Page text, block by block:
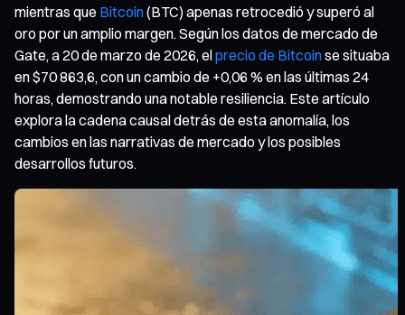
mientras que Bitcoin(BTC) apenas retrocedió y superó al
oro por un amplio margen. Según los datos de mercado de
Gate, a 20 de marzo de 2026, elprecio de Bitcoinse situaba
en $70 863,6, con un cambio de +0,06 % en las últimas 24
horas, demostrando una notable resiliencia. Este artículo
explora la cadena causal detrás de esta anomalía, los
cambios en las narrativas de mercado y los posibles
desarrollos futuros.